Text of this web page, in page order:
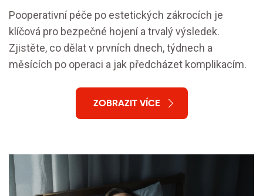
Pooperativní péče po estetických zákrocích je
klíčová pro bezpečné hojení a trvalý výsledek.
Zjistěte, co dělat v prvních dnech, týdnech a
měsících po operaci a jak předcházet komplikacím.
ZOBRAZIT VÍCE